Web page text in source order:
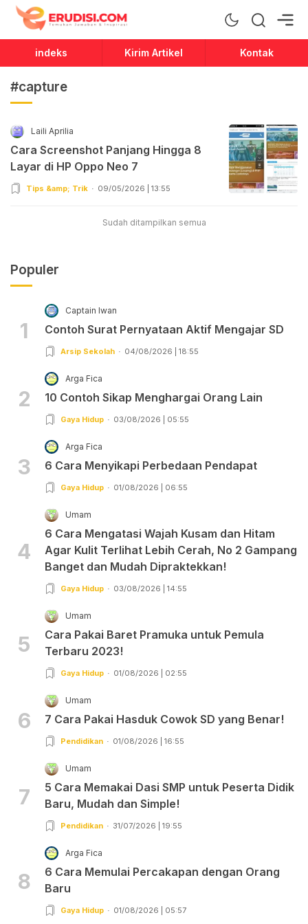
Erudisi
Temukan Jawaban dan Inspirasi
indeks Kirim Artikel Kontak
#capture
Laili Aprilia
Cara Screenshot Panjang Hingga 8
Layar di HP Oppo Neo 7
Tips &amp; Trik 09/05/2026 | 13:55
Sudah ditampilkan semua
Populer
1
Captain Iwan
Contoh Surat Pernyataan Aktif Mengajar SD
Arsip Sekolah 04/08/2026 | 18:55
2
Arga Fica
10 Contoh Sikap Menghargai Orang Lain
Gaya Hidup 03/08/2026 | 05:55
3
Arga Fica
6 Cara Menyikapi Perbedaan Pendapat
Gaya Hidup 01/08/2026 | 06:55
4
Umam
6 Cara Mengatasi Wajah Kusam dan Hitam
Agar Kulit Terlihat Lebih Cerah, No 2 Gampang
Banget dan Mudah Dipraktekkan!
Gaya Hidup 03/08/2026 | 14:55
5
Umam
Cara Pakai Baret Pramuka untuk Pemula
Terbaru 2023!
Gaya Hidup 01/08/2026 | 02:55
6
Umam
7 Cara Pakai Hasduk Cowok SD yang Benar!
Pendidikan 01/08/2026 | 16:55
7
Umam
5 Cara Memakai Dasi SMP untuk Peserta Didik
Baru, Mudah dan Simple!
Pendidikan 31/07/2026 | 19:55
8
Arga Fica
6 Cara Memulai Percakapan dengan Orang
Baru
Gaya Hidup 01/08/2026 | 05:57